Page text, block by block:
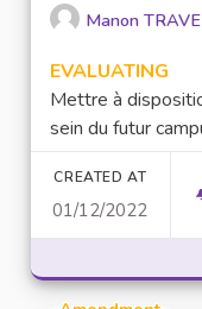
Manon
EVALUATING
Mettre à
sein du futur
CREATED AT
01/12/2022